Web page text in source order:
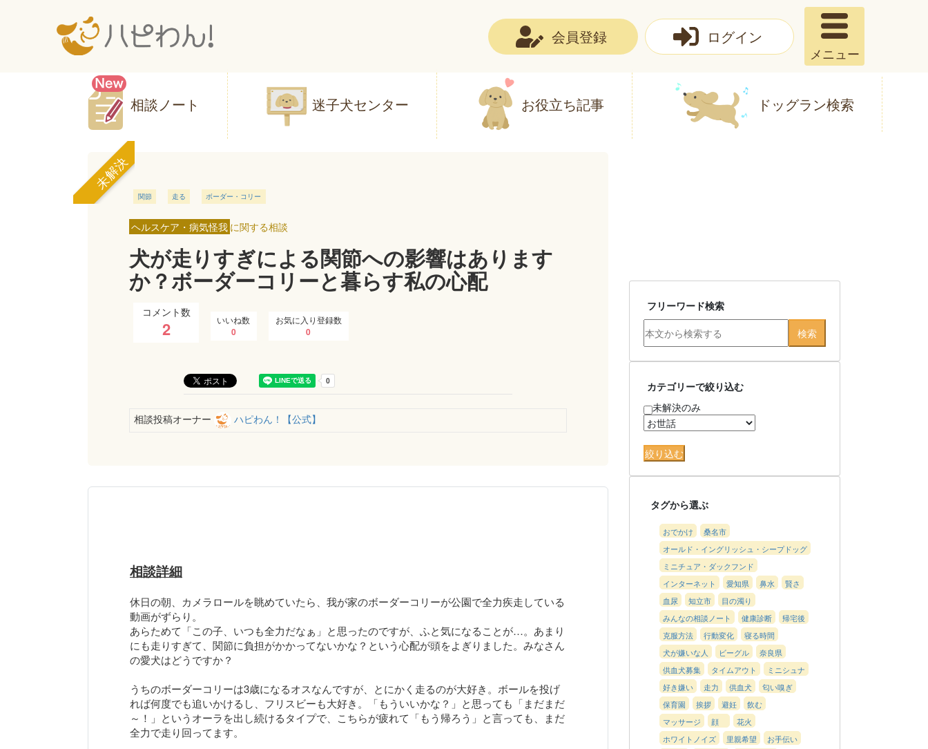
会員登録 ログイン
メニュー
相談ノート 迷子犬センター お役立ち記事 ドッグラン検索
未解決
関節 走る ボーダー・コリー
ヘルスケア・病気怪我 に関する相談
犬が走りすぎによる関節への影響はあります
か？ボーダーコリーと暮らす私の心配
コメント数
2 いいね数
0
お気に入り登録数
0
相談投稿オーナー ハピわん！【公式】
相談詳細
休日の朝、カメラロールを眺めていたら、我が家のボーダーコリーが公園で全力疾走している
動画がずらり。
あらためて「この子、いつも全力だなぁ」と思ったのですが、ふと気になることが…。あまり
にも走りすぎて、関節に負担がかかってないかな？という心配が頭をよぎりました。みなさん
の愛犬はどうですか？
うちのボーダーコリーは3歳になるオスなんですが、とにかく走るのが大好き。ボールを投げ
れば何度でも追いかけるし、フリスビーも大好き。「もういいかな？」と思っても「まだまだ
～！」というオーラを出し続けるタイプで、こちらが疲れて「もう帰ろう」と言っても、まだ
全力で走り回ってます。
フリーワード検索
カテゴリーで絞り込む
未解決のみ
タグから選ぶ
おでかけ
桑名市
オールド・イングリッシュ・シープドッグ
ミニチュア・ダックフンド
インターネット
愛知県 鼻水
賢さ
血尿
知立市
目の濁り
みんなの相談ノート
健康診断
帰宅後
克服方法
行動変化
寝る時間
犬が嫌いな人
ビーグル
奈良県
供血犬募集
タイムアウト
ミニシュナ
好き嫌い
走力 供血犬
匂い嗅ぎ
保育園
挨拶 避妊
飲む
マッサージ
顔
花火
ホワイトノイズ
里親希望
お手伝い